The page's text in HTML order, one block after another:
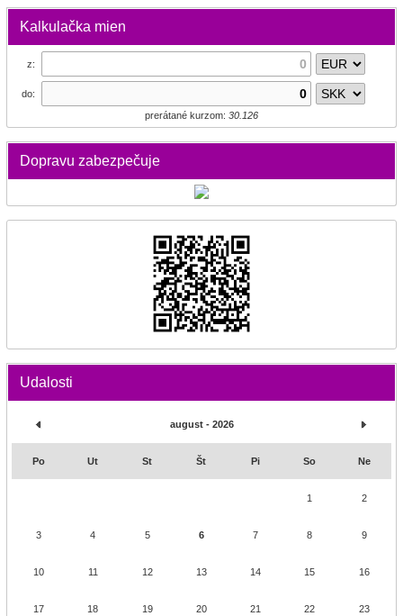
Kalkulačka mien
z:
do:
prerátané kurzom: 30.126
Dopravu zabezpečuje
Udalosti
august - 2026
Po Ut St Št Pi So Ne
1 2
3 4 5 6 7 8 9
10 11 12 13 14 15 16
17 18 19 20 21 22 23